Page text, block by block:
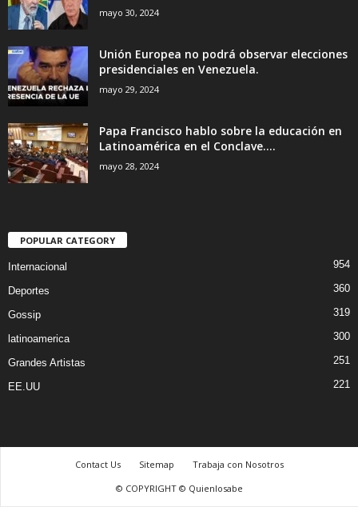
mayo 30, 2024
Unión Europea no podrá observar elecciones
presidenciales en Venezuela.
mayo 29, 2024
Papa Francisco hablo sobre la educación en
Latinoamérica en el Conclave....
mayo 28, 2024
POPULAR CATEGORY
Internacional 954
Deportes 360
Gossip 319
latinoamerica 300
Grandes Artistas 251
EE.UU 221
Contact Us Sitemap
Trabaja con Nosotros
© COPYRIGHT © Quienlosabe